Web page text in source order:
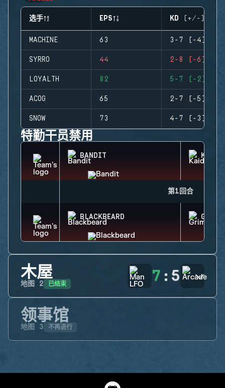
选手 EPS KD (+/-)
MACHINE 63 3-7 (-4)
SYRRO 44 2-8 (-6)
LOYALTH 82 5-7 (-2)
ACOG 65 2-7 (-5)
SNOW 73 4-7 (-3)
特勤干员禁用
BANDIT KAID
第1回合
BLACKBEARD GRIM
木屋
地图 2 已结束 7 : 5
领事馆
地图 3 不再进行